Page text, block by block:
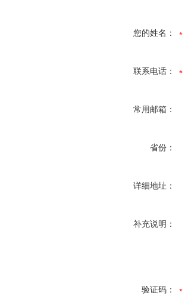
您的姓名：
联系电话：
常用邮箱：
省份：
详细地址：
补充说明：
验证码：